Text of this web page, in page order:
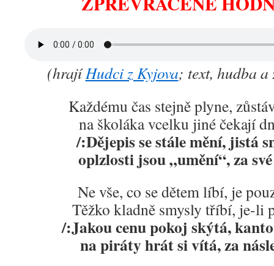
(hrajíHudci z Kyjova; text, hudba
Každému čas stejně plyne,
na školáka vcelku jiné čekají
/:Dějepis se stále mění, jistá
oplzlosti jsou „umění“, za
Ne vše, co se dětem líbí, je
Těžko kladně smysly tříbí, je-li
/:Jakou cenu pokoj skýtá,
na piráty hrát si vítá, za